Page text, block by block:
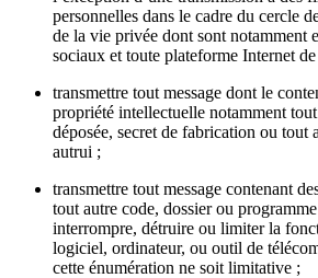
personnelles dans le cadre du cercle
de la vie privée dont sont notamment
sociaux et toute plateforme Internet
transmettre tout message dont le
propriété intellectuelle notamment
déposée, secret de fabrication ou tout
autrui ;
transmettre tout message contenant
tout autre code, dossier ou
interrompre, détruire ou limiter la
logiciel, ordinateur, ou outil de
cette énumération ne soit limitative ;